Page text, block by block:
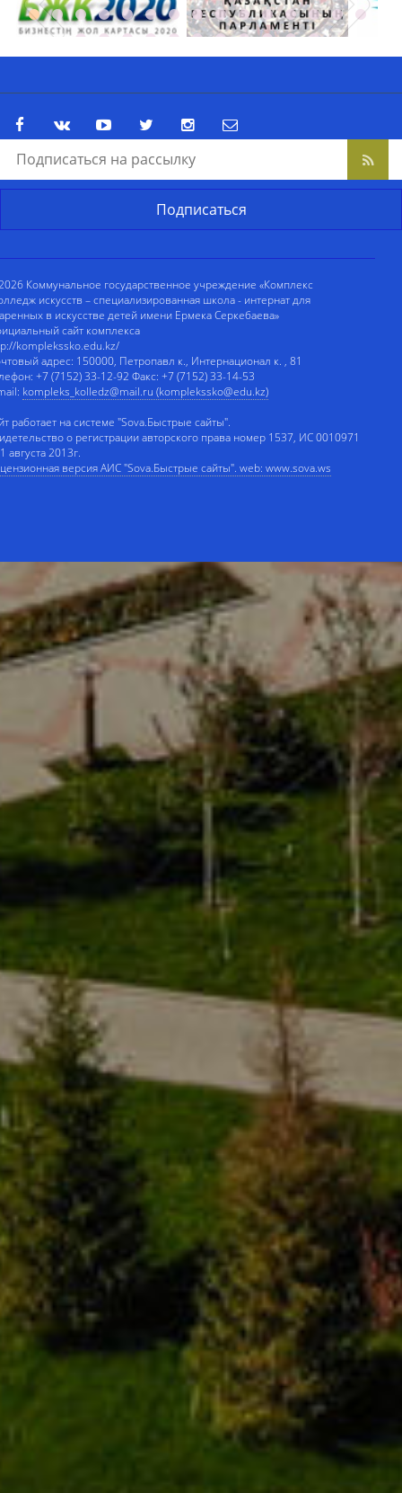
Коммунальное государственное учреждение «Комплекс
искусств – специализированная школа - интернат для
в искусстве детей имени Ермека Серкебаева»
сайт комплекса
komplekssko.edu.kz/
адрес: 150000, Петропавл к., Интернационал к. , 81
+7 (7152) 33-12-92 Факс: +7 (7152) 33-14-53
kompleks_kolledz@mail.ru (komplekssko@edu.kz)
работает на системе "Sova.Быстрые сайты".
о регистрации авторского права номер 1537, ИС 0010971
августа 2013г.
версия АИС "Sova.Быстрые сайты". web: www.sova.ws